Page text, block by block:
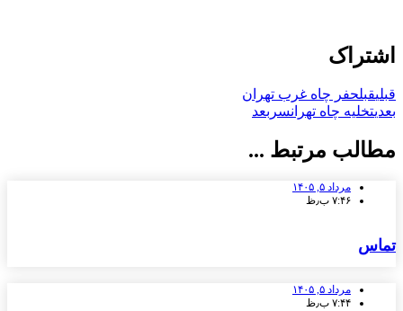
اشتراک
قبلیقبلحفر چاه غرب تهران
بعدیتخلیه چاه تهرانسر بعد
مطالب مرتبط ...
مرداد ۵, ۱۴۰۵
۷:۴۶ ب٫ظ
تماس
مرداد ۵, ۱۴۰۵
۷:۴۴ ب٫ظ